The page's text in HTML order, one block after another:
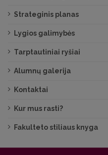
Strateginis planas
Lygios galimybės
Tarptautiniai ryšiai
Alumnų galerija
Kontaktai
Kur mus rasti?
Fakulteto stiliaus knyga